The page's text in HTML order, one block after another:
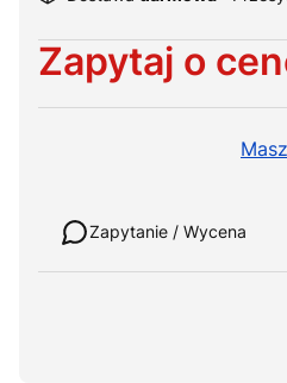
Cena
Zapytaj o
Zapytanie / Wycena